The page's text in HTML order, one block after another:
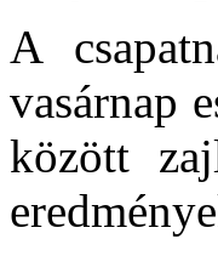
A
vasárnap
között